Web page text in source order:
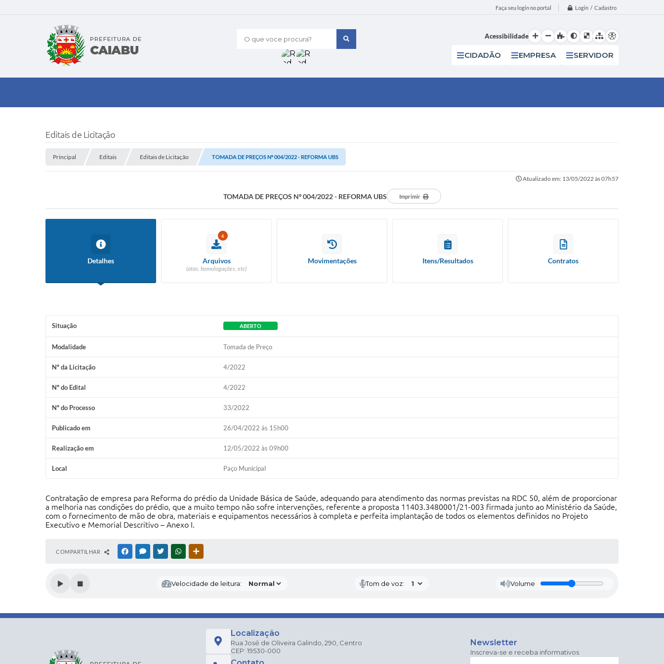
Faça seu login no portal Login / Cadastro
O que voce procura? Acessibilidade
CIDADÃO EMPRESA SERVIDOR
Editais de Licitação
Principal Editais Editais de Licitação TOMADA DE PREÇOS Nº 004/2022 - REFORMA UBS
Atualizado em: 13/05/2022 às 07h57
TOMADA DE PREÇOS Nº 004/2022 - REFORMA UBS Imprimir
Detalhes
6
Arquivos
(atas, homologações, etc)
Movimentações Itens/Resultados Contratos
Situação ABERTO
Modalidade Tomada de Preço
Nº da Licitação 4/2022
Nº do Edital 4/2022
Nº do Processo 33/2022
Publicado em 26/04/2022 às 15h00
Realização em 12/05/2022 às 09h00
Local Paço Municipal
Contratação de empresa para Reforma do prédio da Unidade Básica de Saúde, adequando para atendimento das normas previstas na RDC 50, além de proporcionar
a melhoria nas condições do prédio, que a muito tempo não sofre intervenções, referente a proposta 11403.3480001/21-003 firmada junto ao Ministério da Saúde,
com o fornecimento de mão de obra, materiais e equipamentos necessários à completa e perfeita implantação de todos os elementos definidos no Projeto
Executivo e Memorial Descritivo – Anexo I.
COMPARTILHAR FACEBOOKMESSENGER
TWITTERWHATSAPP
Velocidade de leitura: Tom de voz: Volume
Localização
Rua José de Oliveira Galindo, 290, Centro
CEP: 19530-000
Newsletter
Inscreva-se e receba informativos